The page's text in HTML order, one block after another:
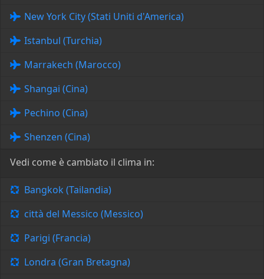
New York City (Stati Uniti d'America)
Istanbul (Turchia)
Marrakech (Marocco)
Shangai (Cina)
Pechino (Cina)
Shenzen (Cina)
Vedi come è cambiato il clima in:
Bangkok (Tailandia)
città del Messico (Messico)
Parigi (Francia)
Londra (Gran Bretagna)